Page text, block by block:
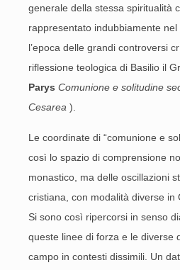
generale della stessa spiritualità
rappresentato indubbiamente
l’epoca delle grandi controversi
riflessione teologica di Basilio il
Parys Comunione e solitudine
Cesarea ).
Le coordinate di “comunione e
così lo spazio di comprensione
monastico, ma delle oscillazioni
cristiana, con modalità diverse in
Si sono così ripercorsi in senso
queste linee di forza e le diverse
campo in contesti dissimili. Un